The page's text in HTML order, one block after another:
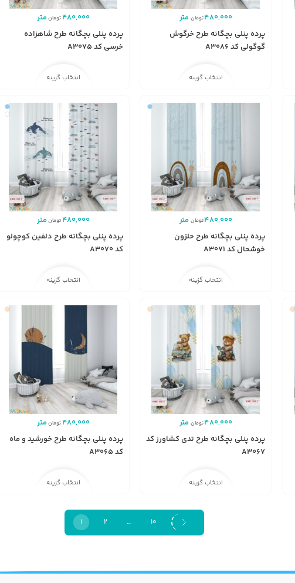
480,000تومانمتر
پرده پنلی بچگانه طرح خرگوش
گوگولی کد A3086
انتخاب گزینه
480,000تومانمتر
پرده پنلی بچگانه طرح شاهزاده
خرسی کد A3075
انتخاب گزینه
480,000تومانمتر
پرده پنلی بچگانه طرح حلزون
خوشحال کد A3071
انتخاب گزینه
480,000تومانمتر
پرده پنلی بچگانه طرح دلفین کوچولو
کد A3070
انتخاب گزینه
480,000تومانمتر
پرده پنلی بچگانه طرح تدی کشاورز کد
A3067
انتخاب گزینه
480,000تومانمتر
پرده پنلی بچگانه طرح خورشید و ماه
کد A3065
انتخاب گزینه
1 2 … 10